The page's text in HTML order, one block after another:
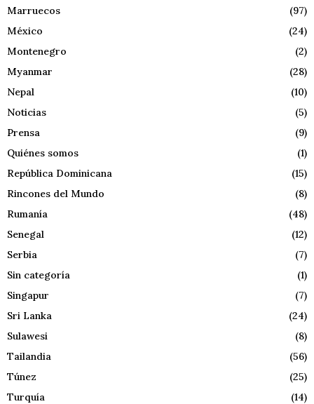
Marruecos
(97)
México
(24)
Montenegro
(2)
Myanmar
(28)
Nepal
(10)
Noticias
(5)
Prensa
(9)
Quiénes somos
(1)
República Dominicana
(15)
Rincones del Mundo
(8)
Rumanía
(48)
Senegal
(12)
Serbia
(7)
Sin categoría
(1)
Singapur
(7)
Sri Lanka
(24)
Sulawesi
(8)
Tailandia
(56)
Túnez
(25)
Turquía
(14)